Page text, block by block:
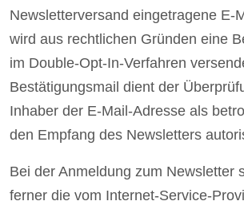
Newsletterversand eingetragene E-
wird aus rechtlichen Gründen eine
im Double-Opt-In-Verfahren
Bestätigungsmail dient der
Inhaber der E-Mail-Adresse als
den Empfang des Newsletters
Bei der Anmeldung zum Newsletter
ferner die vom Internet-Service-